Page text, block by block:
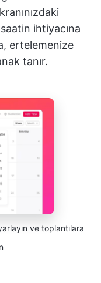
ihtiyacına
ertelemenize
tanır.
ve toplantılara